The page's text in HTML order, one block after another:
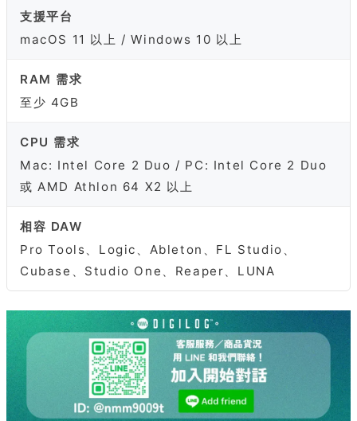
支援平台
macOS 11 以上 / Windows 10 以上
RAM 需求
至少 4GB
CPU 需求
Mac: Intel Core 2 Duo / PC: Intel Core 2 Duo
或 AMD Athlon 64 X2 以上
相容 DAW
Pro Tools、Logic、Ableton、FL Studio、
Cubase、Studio One、Reaper、LUNA